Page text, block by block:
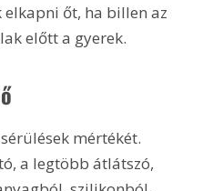
őt, ha billen az
előtt a gyerek.
mértékét.
a legtöbb átlátszó,